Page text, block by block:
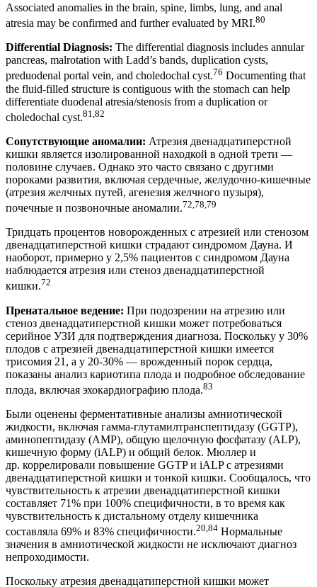
Associated anomalies in the brain, spine, limbs, lung, and anal
atresia may be confirmed and further evaluated by MRI.80
Differential Diagnosis: The differential diagnosis includes annular
pancreas, malrotation with Ladd’s bands, duplication cysts,
preduodenal portal vein, and choledochal cyst.76 Documenting that
the fluid-filled structure is contiguous with the stomach can help
differentiate duodenal atresia/stenosis from a duplication or
choledochal cyst.81,82
Сопутствующие аномалии: Атрезия двенадцатиперстной
кишки является изолированной находкой в одной трети —
половине случаев. Однако это часто связано с другими
пороками развития, включая сердечные, желудочно-кишечные
(атрезия желчных путей, агенезия желчного пузыря),
почечные и позвоночные аномалии.72,78,79
Тридцать процентов новорожденных с атрезией или стенозом
двенадцатиперстной кишки страдают синдромом Дауна. И
наоборот, примерно у 2,5% пациентов с синдромом Дауна
наблюдается атрезия или стеноз двенадцатиперстной
кишки.72
Пренатальное ведение: При подозрении на атрезию или
стеноз двенадцатиперстной кишки может потребоваться
серийное УЗИ для подтверждения диагноза. Поскольку у 30%
плодов с атрезией двенадцатиперстной кишки имеется
трисомия 21, а у 20-30% — врожденный порок сердца,
показаны анализ кариотипа плода и подробное обследование
плода, включая эхокардиографию плода.83
Были оценены ферментативные анализы амниотической
жидкости, включая гамма-глутамилтранспептидазу (GGTP),
аминопептидазу (AMP), общую щелочную фосфатазу (ALP),
кишечную форму (iALP) и общий белок. Мюллер и
др. коррелировали повышение GGTP и iALP с атрезиями
двенадцатиперстной кишки и тонкой кишки. Сообщалось, что
чувствительность к атрезии двенадцатиперстной кишки
составляет 71% при 100% специфичности, в то время как
чувствительность к дистальному отделу кишечника
составляла 69% и 83% специфичности.20,84 Нормальные
значения в амниотической жидкости не исключают диагноз
непроходимости.
Поскольку атрезия двенадцатиперстной кишки может